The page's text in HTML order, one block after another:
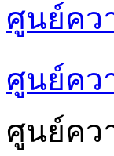
ศูนย์คว
ศูนย์คว
ศูนย์คว